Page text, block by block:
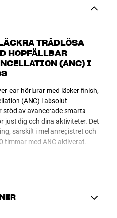
TRÅDLÖSA
HOPFÄLLBAR
(ANC) I
ear-hörlurar med läcker finish,
(ANC) i absolut
stöd av avancerade smarta
just dig och dina aktiviteter. Det
särskilt i mellanregistret och
timmar med ANC aktiverat.
om du lyssnar på musik eller
över Atlanten. Om du vill njuta
som du slipper höra